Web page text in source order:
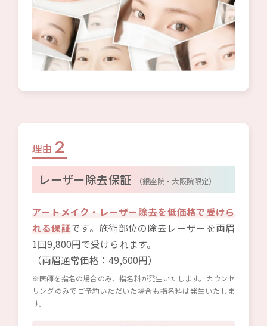
理由 2
レーザー除去保証 （銀座院・大阪院限定）
アートメイク・レーザー除去を低価格で受けら
れる保証です。施術部位の除去レーザーを両眉
1回9,800円で受けられます。
（両眉通常価格：49,600円）
※医師を指名の場合のみ、指名料が発生いたします。カウンセ
リングのみでご予約いただいた場合も指名料は発生いたしま
す。